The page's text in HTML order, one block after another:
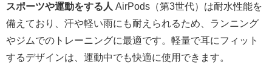
スポーツや運動をする人 AirPods（第3世代）は耐水性能を
備えており、汗や軽い雨にも耐えられるため、ランニング
やジムでのトレーニングに最適です。軽量で耳にフィット
するデザインは、運動中でも快適に使用できます。